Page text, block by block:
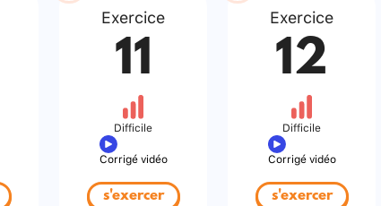
Exercice
11
Difficile
Corrigé vidéo
s'exercer
Exercice
12
Difficile
Corrigé vidéo
s'exercer